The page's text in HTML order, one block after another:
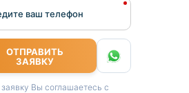
ваш телефон
ОТПРАВИТЬ
ЗАЯВКУ
Вы соглашаетесь с